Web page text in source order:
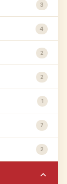
3
4
2
2
1
7
2